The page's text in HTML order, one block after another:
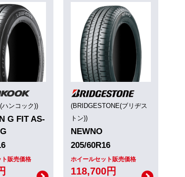
ハンコック))
G FIT AS-
販売価格
(BRIDGESTONE(ブリヂス
トン))
NEWNO
205/60R16
ホイールセット販売価格
118,700円